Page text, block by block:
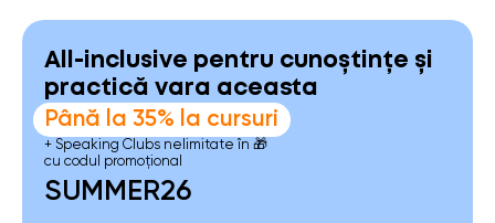
All-inclusive pentru cunoștințe și
practică vara aceasta
Până la 35% la cursuri
+ Speaking Clubs nelimitate în 🎁
cu codul promoțional
SUMMER26